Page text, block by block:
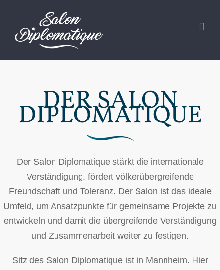
springen
DER SALON
DIPLOMATIQUE
Der Salon Diplomatique stärkt die internationale
Verständigung, fördert völkerübergreifende
Freundschaft und Toleranz. Der Salon ist das ideale
Umfeld, um Ansatzpunkte für gemeinsame Projekte zu
entwickeln und damit die übergreifende Verständigung
und Zusammenarbeit weiter zu festigen.
Sitz des Salon Diplomatique ist in Mannheim. Hier